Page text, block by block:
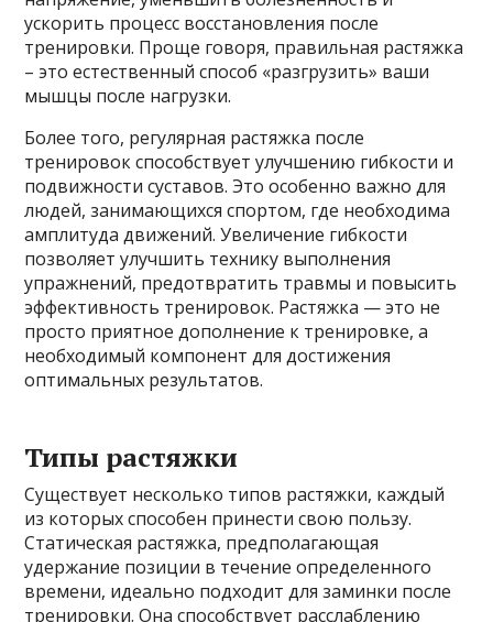
ускорить процесс восстановления после
тренировки. Проще говоря, правильная растяжка
– это естественный способ «разгрузить» ваши
мышцы после нагрузки.
Более того, регулярная растяжка после
тренировок способствует улучшению гибкости и
подвижности суставов. Это особенно важно для
людей, занимающихся спортом, где необходима
амплитуда движений. Увеличение гибкости
позволяет улучшить технику выполнения
упражнений, предотвратить травмы и повысить
эффективность тренировок. Растяжка — это не
просто приятное дополнение к тренировке, а
необходимый компонент для достижения
оптимальных результатов.
Типы растяжки
Существует несколько типов растяжки, каждый
из которых способен принести свою пользу.
Статическая растяжка, предполагающая
удержание позиции в течение определенного
времени, идеально подходит для заминки после
тренировки. Она способствует расслаблению